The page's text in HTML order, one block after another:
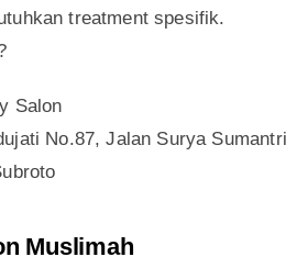
treatment spesifik.
Salon
No.87, Jalan Surya Sumantri
Muslimah